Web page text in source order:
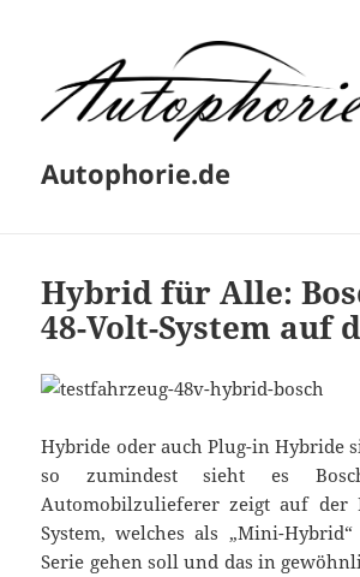
Autophorie.de
Hybrid für Alle:
48-Volt-System auf
Hybride oder auch Plug-in Hybride
so zumindest sieht es
Automobilzulieferer zeigt auf der
System, welches als „Mini-
Serie gehen soll und das in